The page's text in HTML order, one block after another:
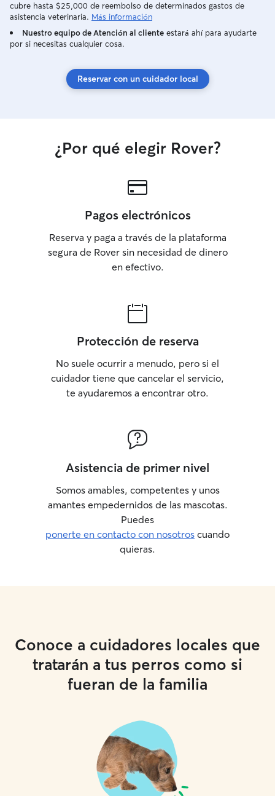
cubre hasta $25,000 de reembolso de determinados gastos de
asistencia veterinaria. Más información
Nuestro equipo de Atención al cliente estará ahí para ayudarte
por si necesitas cualquier cosa.
Reservar con un cuidador local
¿Por qué elegir Rover?
Pagos electrónicos
Reserva y paga a través de la plataforma
segura de Rover sin necesidad de dinero
en efectivo.
Protección de reserva
No suele ocurrir a menudo, pero si el
cuidador tiene que cancelar el servicio,
te ayudaremos a encontrar otro.
Asistencia de primer nivel
Somos amables, competentes y unos
amantes empedernidos de las mascotas.
Puedes
ponerte en contacto con nosotros cuando
quieras.
Conoce a cuidadores locales que
tratarán a tus perros como si
fueran de la familia